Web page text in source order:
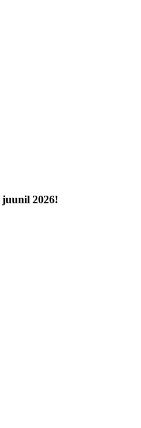
juunil 2026!